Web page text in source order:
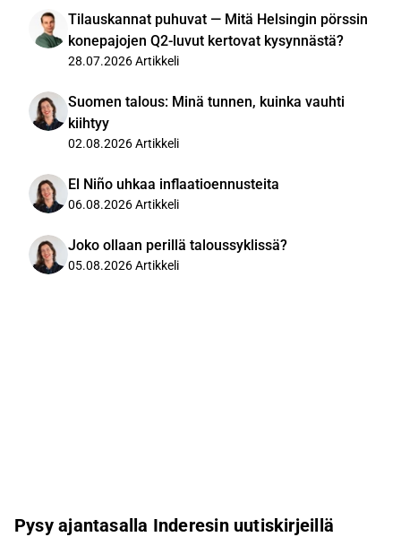
Tilauskannat puhuvat — Mitä Helsingin pörssin
konepajojen Q2-luvut kertovat kysynnästä?
28.07.2026Artikkeli
Suomen talous: Minä tunnen, kuinka vauhti
kiihtyy
02.08.2026Artikkeli
El Niño uhkaa inflaatioennusteita
06.08.2026Artikkeli
Joko ollaan perillä taloussyklissä?
05.08.2026Artikkeli
Pysy ajantasalla Inderesin uutiskirjeillä